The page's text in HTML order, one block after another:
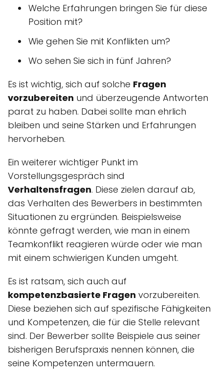
Welche Erfahrungen bringen Sie für diese
Position mit?
Wie gehen Sie mit Konflikten um?
Wo sehen Sie sich in fünf Jahren?
Es ist wichtig, sich auf solche Fragen
vorzubereiten und überzeugende Antworten
parat zu haben. Dabei sollte man ehrlich
bleiben und seine Stärken und Erfahrungen
hervorheben.
Ein weiterer wichtiger Punkt im
Vorstellungsgespräch sind
Verhaltensfragen. Diese zielen darauf ab,
das Verhalten des Bewerbers in bestimmten
Situationen zu ergründen. Beispielsweise
könnte gefragt werden, wie man in einem
Teamkonflikt reagieren würde oder wie man
mit einem schwierigen Kunden umgeht.
Es ist ratsam, sich auch auf
kompetenzbasierte Fragen vorzubereiten.
Diese beziehen sich auf spezifische Fähigkeiten
und Kompetenzen, die für die Stelle relevant
sind. Der Bewerber sollte Beispiele aus seiner
bisherigen Berufspraxis nennen können, die
seine Kompetenzen untermauern.